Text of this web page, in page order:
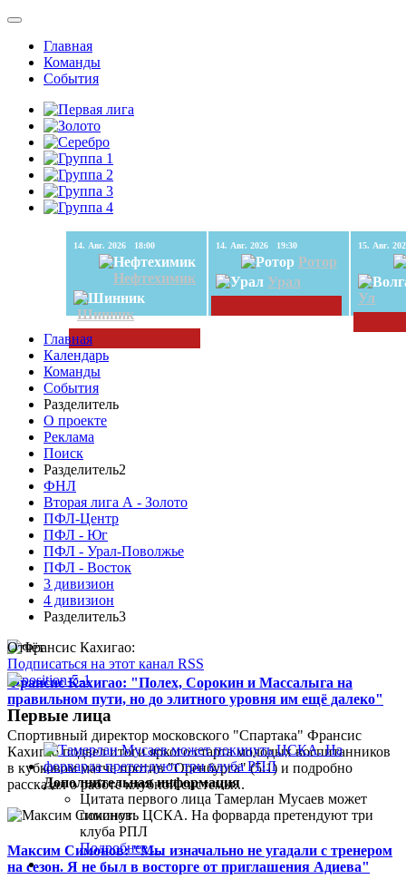
Главная
Команды
События
14. Авг. 2026 18:00
Нефтехимик
Шинник
14. Авг. 2026 19:30
Ротор
Урал
Ул
Главная
Календарь
Команды
События
Разделитель
О проекте
Реклама
Поиск
Разделитель2
ФНЛ
Вторая лига А - Золото
ПФЛ-Центр
ПФЛ - Юг
ПФЛ - Урал-Поволжье
ПФЛ - Восток
3 дивизион
4 дивизион
Разделитель3
Франсис Кахигао: "Полех, Сорокин и Массалыга на
правильном пути, но до элитного уровня им ещё далеко"
Спортивный директор московского "Спартака" Франсис
Кахигао подвел итоги яркого старта молодых воспитанников
в кубковом матче против "Оренбурга" (5:1) и подробно
рассказал о работе клубной системы...
Максим Симонов: "Мы изначально не угадали с тренером
на сезон. Я не был в восторге от приглашения Адиева"
Отчёт
Подписаться на этот канал RSS
Первые лица
Дополнительная информация
Цитата первого лица Тамерлан Мусаев может
покинуть ЦСКА. На форварда претендуют три
клуба РПЛ
Подробнее ...